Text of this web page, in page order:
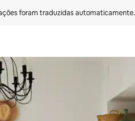
foram traduzidas automaticamente.